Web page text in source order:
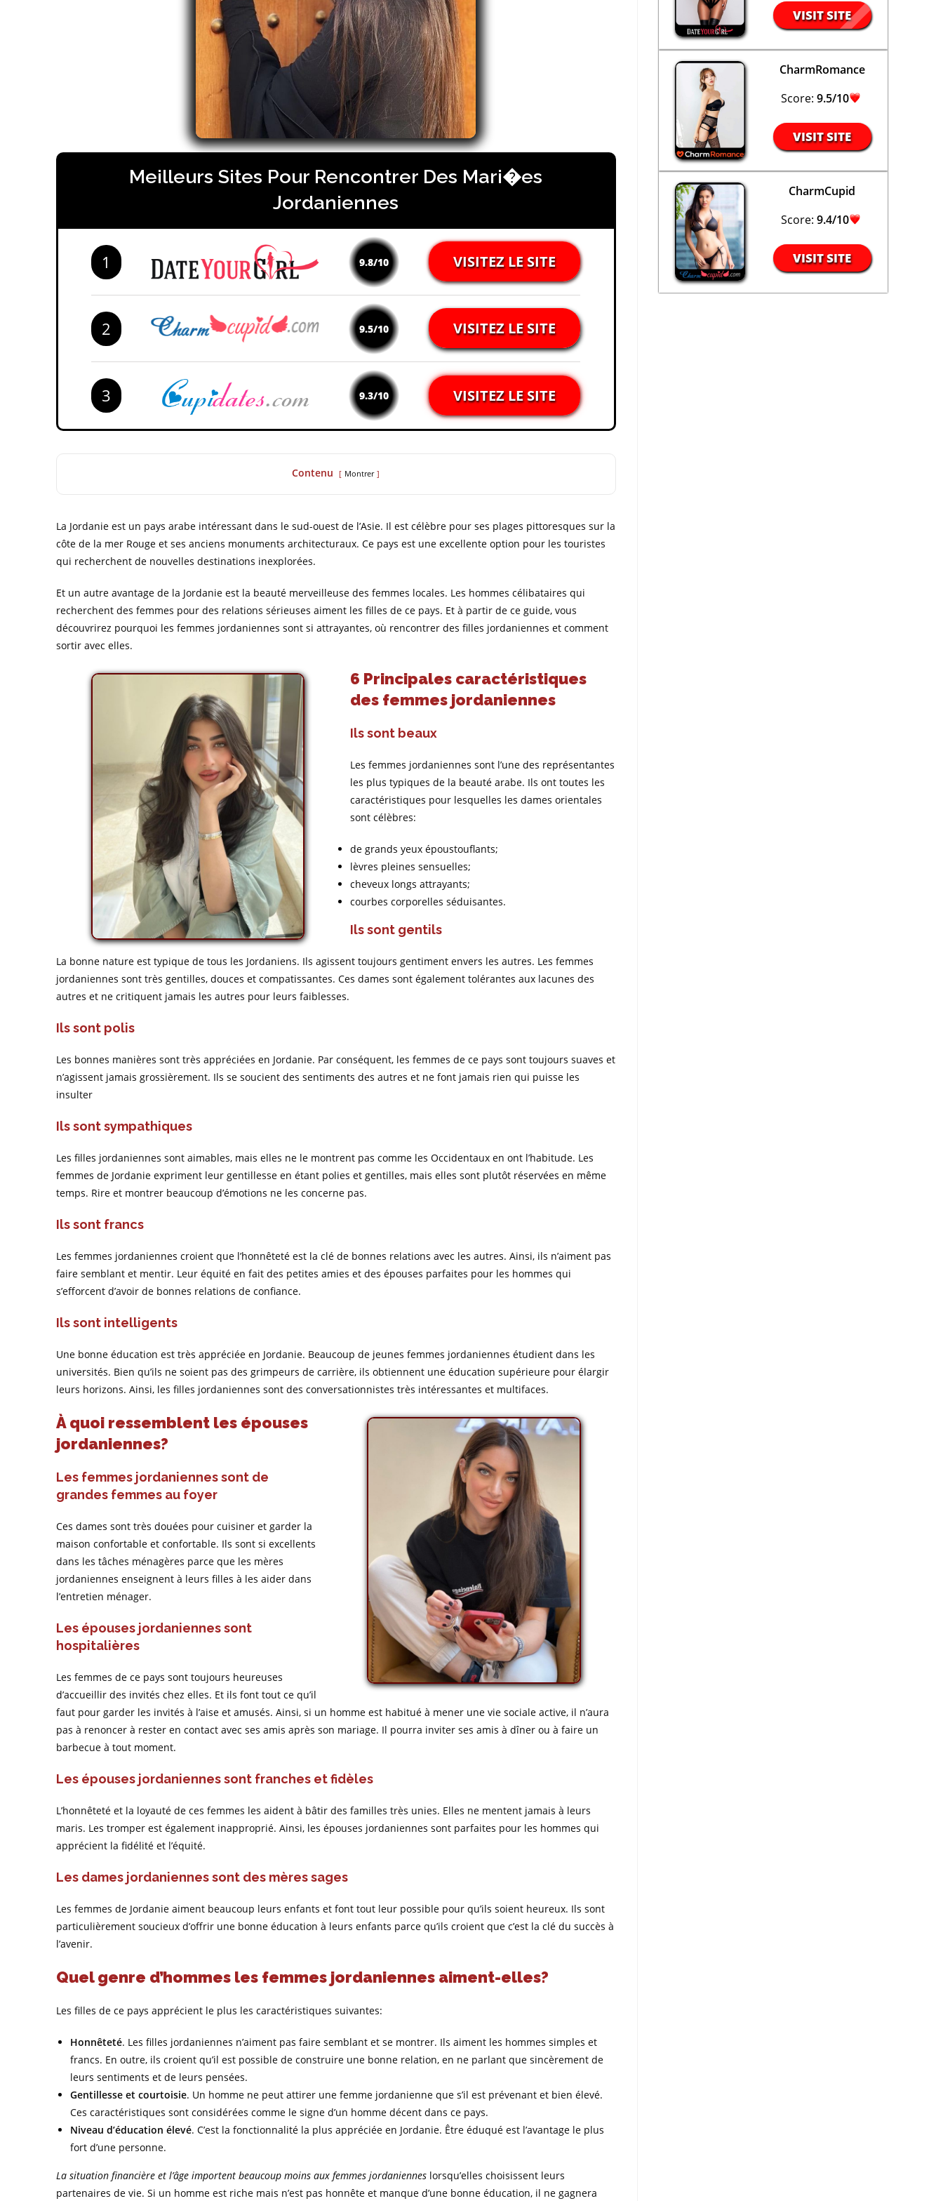
Meilleurs Sites Pour Rencontrer Des Mari�es
Jordaniennes
1 9.8/10 VISITEZ LE SITE
2 9.5/10 VISITEZ LE SITE
3 9.3/10 VISITEZ LE SITE
Contenu Montrer
La Jordanie est un pays arabe intéressant dans le sud-ouest de l’Asie. Il est célèbre pour ses plages pittoresques sur la
côte de la mer Rouge et ses anciens monuments architecturaux. Ce pays est une excellente option pour les touristes
qui recherchent de nouvelles destinations inexplorées.
Et un autre avantage de la Jordanie est la beauté merveilleuse des femmes locales. Les hommes célibataires qui
recherchent des femmes pour des relations sérieuses aiment les filles de ce pays. Et à partir de ce guide, vous
découvrirez pourquoi les femmes jordaniennes sont si attrayantes, où rencontrer des filles jordaniennes et comment
sortir avec elles.
6 Principales caractéristiques
des femmes jordaniennes
Ils sont beaux
Les femmes jordaniennes sont l’une des représentantes
les plus typiques de la beauté arabe. Ils ont toutes les
caractéristiques pour lesquelles les dames orientales
sont célèbres:
de grands yeux époustouflants;
lèvres pleines sensuelles;
cheveux longs attrayants;
courbes corporelles séduisantes.
Ils sont gentils
La bonne nature est typique de tous les Jordaniens. Ils agissent toujours gentiment envers les autres. Les femmes
jordaniennes sont très gentilles, douces et compatissantes. Ces dames sont également tolérantes aux lacunes des
autres et ne critiquent jamais les autres pour leurs faiblesses.
Ils sont polis
Les bonnes manières sont très appréciées en Jordanie. Par conséquent, les femmes de ce pays sont toujours suaves et
n’agissent jamais grossièrement. Ils se soucient des sentiments des autres et ne font jamais rien qui puisse les
insulter
Ils sont sympathiques
Les filles jordaniennes sont aimables, mais elles ne le montrent pas comme les Occidentaux en ont l’habitude. Les
femmes de Jordanie expriment leur gentillesse en étant polies et gentilles, mais elles sont plutôt réservées en même
temps. Rire et montrer beaucoup d’émotions ne les concerne pas.
Ils sont francs
Les femmes jordaniennes croient que l’honnêteté est la clé de bonnes relations avec les autres. Ainsi, ils n’aiment pas
faire semblant et mentir. Leur équité en fait des petites amies et des épouses parfaites pour les hommes qui
s’efforcent d’avoir de bonnes relations de confiance.
Ils sont intelligents
Une bonne éducation est très appréciée en Jordanie. Beaucoup de jeunes femmes jordaniennes étudient dans les
universités. Bien qu’ils ne soient pas des grimpeurs de carrière, ils obtiennent une éducation supérieure pour élargir
leurs horizons. Ainsi, les filles jordaniennes sont des conversationnistes très intéressantes et multifaces.
À quoi ressemblent les épouses
jordaniennes?
Les femmes jordaniennes sont de
grandes femmes au foyer
Ces dames sont très douées pour cuisiner et garder la
maison confortable et confortable. Ils sont si excellents
dans les tâches ménagères parce que les mères
jordaniennes enseignent à leurs filles à les aider dans
l’entretien ménager.
Les épouses jordaniennes sont
hospitalières
Les femmes de ce pays sont toujours heureuses
d’accueillir des invités chez elles. Et ils font tout ce qu’il
faut pour garder les invités à l’aise et amusés. Ainsi, si un homme est habitué à mener une vie sociale active, il n’aura
pas à renoncer à rester en contact avec ses amis après son mariage. Il pourra inviter ses amis à dîner ou à faire un
barbecue à tout moment.
Les épouses jordaniennes sont franches et fidèles
L’honnêteté et la loyauté de ces femmes les aident à bâtir des familles très unies. Elles ne mentent jamais à leurs
maris. Les tromper est également inapproprié. Ainsi, les épouses jordaniennes sont parfaites pour les hommes qui
apprécient la fidélité et l’équité.
Les dames jordaniennes sont des mères sages
Les femmes de Jordanie aiment beaucoup leurs enfants et font tout leur possible pour qu’ils soient heureux. Ils sont
particulièrement soucieux d’offrir une bonne éducation à leurs enfants parce qu’ils croient que c’est la clé du succès à
l’avenir.
Quel genre d’hommes les femmes jordaniennes aiment-elles?
Les filles de ce pays apprécient le plus les caractéristiques suivantes:
Honnêteté. Les filles jordaniennes n’aiment pas faire semblant et se montrer. Ils aiment les hommes simples et
francs. En outre, ils croient qu’il est possible de construire une bonne relation, en ne parlant que sincèrement de
leurs sentiments et de leurs pensées.
Gentillesse et courtoisie. Un homme ne peut attirer une femme jordanienne que s’il est prévenant et bien élevé.
Ces caractéristiques sont considérées comme le signe d’un homme décent dans ce pays.
Niveau d’éducation élevé. C’est la fonctionnalité la plus appréciée en Jordanie. Être éduqué est l’avantage le plus
fort d’une personne.
La situation financière et l’âge importent beaucoup moins aux femmes jordanienneslorsqu’elles choisissent leurs
partenaires de vie. Si un homme est riche mais n’est pas honnête et manque d’une bonne éducation, il ne gagnera
VISIT SITE
CharmRomance
Score: 9.5/10
VISIT SITE
CharmCupid
Score: 9.4/10
VISIT SITE